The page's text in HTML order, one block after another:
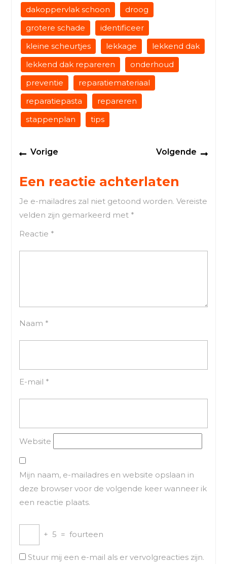
dakoppervlak schoon
droog
grotere schade
identificeer
kleine scheurtjes
lekkage
lekkend dak
lekkend dak repareren
onderhoud
preventie
reparatiemateriaal
reparatiepasta
repareren
stappenplan
tips
Berichtnavigatie
Vorige Volgende
Een reactie achterlaten
Je e-mailadres zal niet getoond worden. Vereiste
velden zijn gemarkeerd met *
Reactie *
Naam *
E-mail *
Website
Mijn naam, e-mailadres en website opslaan in
deze browser voor de volgende keer wanneer ik
een reactie plaats.
+ 5 = fourteen
Stuur mij een e-mail als er vervolgreacties zijn.